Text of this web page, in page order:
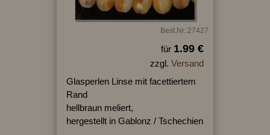
Best.Nr.:27427
für 1.99 €
zzgl. Versand
Glasperlen Linse mit facettiertem
Rand
hellbraun meliert,
hergestellt in Gablonz / Tschechien